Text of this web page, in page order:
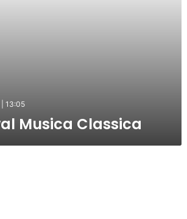
13:05
Musica Classica